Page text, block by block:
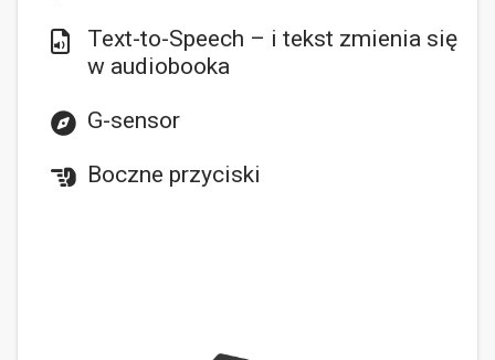
Text-to-Speech – i tekst zmienia się
w audiobooka
G-sensor
Boczne przyciski